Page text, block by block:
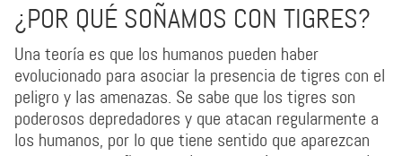
¿POR QUÉ SOÑAMOS CON TIGRES?
Una teoría es que los humanos pueden haber
evolucionado para asociar la presencia de tigres con el
peligro y las amenazas. Se sabe que los tigres son
poderosos depredadores y que atacan regularmente a
los humanos, por lo que tiene sentido que aparezcan